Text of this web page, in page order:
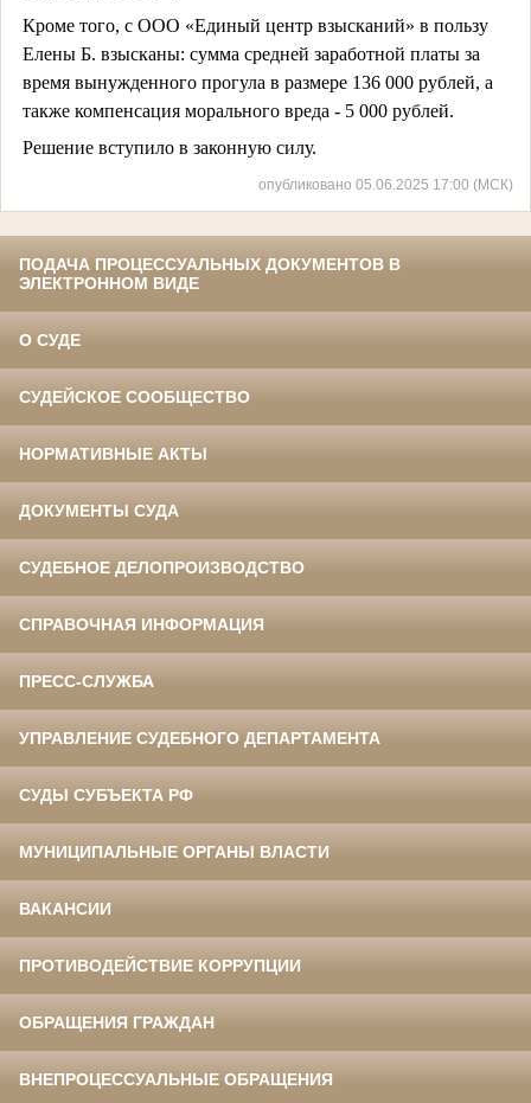
Кроме того, с ООО «Единый центр взысканий» в пользу
Елены Б. взысканы: сумма средней заработной платы за
время вынужденного прогула в размере 136 000 рублей, а
также компенсация морального вреда - 5 000 рублей.
Решение вступило в законную силу.
опубликовано 05.06.2025 17:00 (МСК)
ПОДАЧА ПРОЦЕССУАЛЬНЫХ ДОКУМЕНТОВ В
ЭЛЕКТРОННОМ ВИДЕ
О СУДЕ
СУДЕЙСКОЕ СООБЩЕСТВО
НОРМАТИВНЫЕ АКТЫ
ДОКУМЕНТЫ СУДА
СУДЕБНОЕ ДЕЛОПРОИЗВОДСТВО
СПРАВОЧНАЯ ИНФОРМАЦИЯ
ПРЕСС-СЛУЖБА
УПРАВЛЕНИЕ СУДЕБНОГО ДЕПАРТАМЕНТА
СУДЫ СУБЪЕКТА РФ
МУНИЦИПАЛЬНЫЕ ОРГАНЫ ВЛАСТИ
ВАКАНСИИ
ПРОТИВОДЕЙСТВИЕ КОРРУПЦИИ
ОБРАЩЕНИЯ ГРАЖДАН
ВНЕПРОЦЕССУАЛЬНЫЕ ОБРАЩЕНИЯ